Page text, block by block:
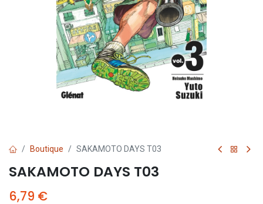
Boutique SAKAMOTO DAYS T03
SAKAMOTO DAYS T03
6,79 €